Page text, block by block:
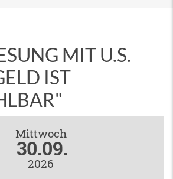
MIT U.S.
IST
Mittwoch
30.09.
2026